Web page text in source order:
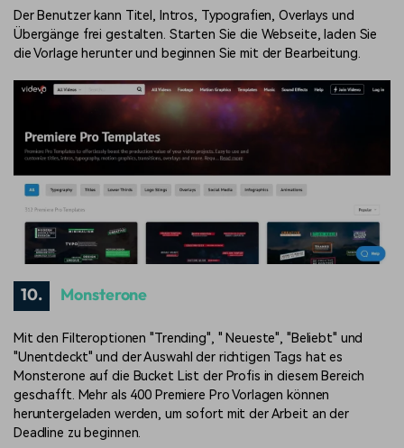
Der Benutzer kann Titel, Intros, Typografien, Overlays und
Übergänge frei gestalten. Starten Sie die Webseite, laden Sie
die Vorlage herunter und beginnen Sie mit der Bearbeitung.
10. Monsterone
Mit den Filteroptionen "Trending", " Neueste", "Beliebt" und
"Unentdeckt" und der Auswahl der richtigen Tags hat es
Monsterone auf die Bucket List der Profis in diesem Bereich
geschafft. Mehr als 400 Premiere Pro Vorlagen können
heruntergeladen werden, um sofort mit der Arbeit an der
Deadline zu beginnen.